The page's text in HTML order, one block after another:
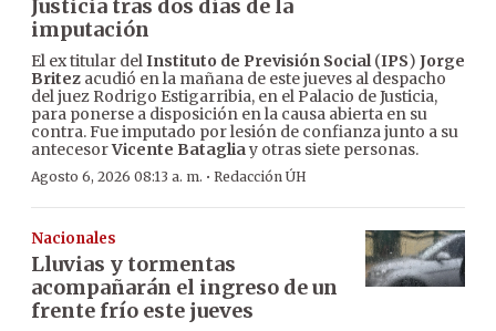
Justicia tras dos días de la
imputación
El ex titular delInstituto de Previsión Social(IPS) Jorge
Britez acudió en la mañana de este jueves al despacho
del juez Rodrigo Estigarribia, en el Palacio de Justicia,
para ponerse a disposición en la causa abierta en su
contra. Fue imputado por lesión de confianza junto a su
antecesorVicente Batagliay otras siete personas.
Agosto 6, 2026 08:13 a. m. · Redacción ÚH
Nacionales
Lluvias y tormentas
acompañarán el ingreso de un
frente frío este jueves